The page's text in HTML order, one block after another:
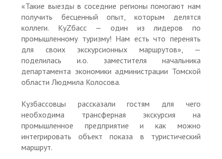
«Такие выезды в соседние регионы помогают нам
получить бесценный опыт, которым делятся
коллеги. КуZбасс — один из лидеров по
промышленному туризму! Нам есть что перенять
для своих экскурсионных маршрутов», —
поделилась и.о. заместителя начальника
департамента экономики администрации Томской
области Людмила Колосова.
Кузбассовцы рассказали гостям для чего
необходима трансферная экскурсия на
промышленное предприятие и как можно
интегрировать объект показа в туристический
маршрут.